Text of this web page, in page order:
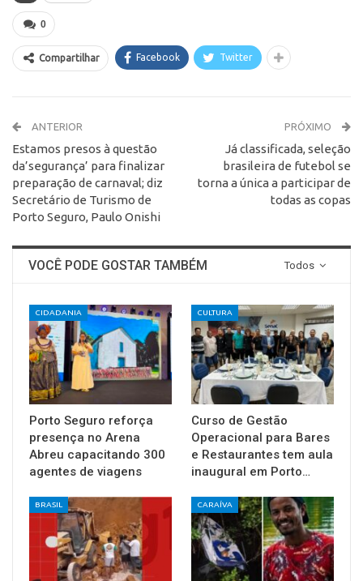
0
Compartilhar Facebook Twitter
ANTERIOR
Estamos presos à questão
da’segurança’ para finalizar
preparação de carnaval; diz
Secretário de Turismo de
Porto Seguro, Paulo Onishi
PRÓXIMO
Já classificada, seleção
brasileira de futebol se
torna a única a participar de
todas as copas
Todos
VOCÊ PODE GOSTAR TAMBÉM
CIDADANIA
Porto Seguro reforça
presença no Arena
Abreu capacitando 300
agentes de viagens
CULTURA
Curso de Gestão
Operacional para Bares
e Restaurantes tem aula
inaugural em Porto…
BRASIL CARAÍVA